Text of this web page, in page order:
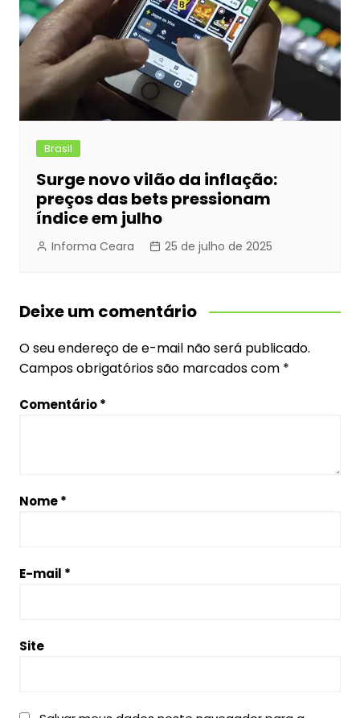
Brasil
Surge novo vilão da inflação:
preços das bets pressionam
índice em julho
Informa Ceara 25 de julho de 2025
Deixe um comentário
O seu endereço de e-mail não será publicado.
Campos obrigatórios são marcados com *
Comentário*
Nome*
E-mail *
Site